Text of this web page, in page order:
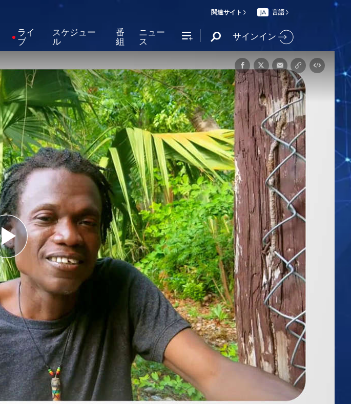
関連サイト JA 言語
ライ
ブ
スケジュー
ル
番
組
ニュー
ス サインイン
Play
Video